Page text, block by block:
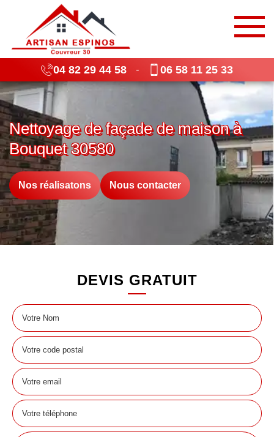
04 82 29 44 58 - 06 58 11 25 33
Nettoyage de façade de maison à
Bouquet 30580
Nos réalisatons Nous contacter
DEVIS GRATUIT